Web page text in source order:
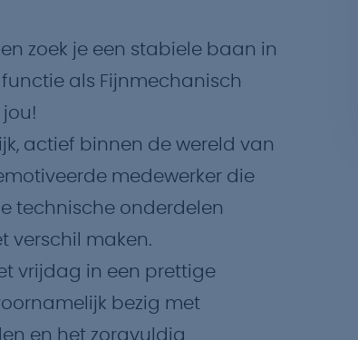
zoek je een stabiele baan in
als Fijnmechanisch
actief binnen de wereld van
medewerker die
technische onderdelen
verschil maken.
vrijdag in een prettige
bezig met
en het zorgvuldig